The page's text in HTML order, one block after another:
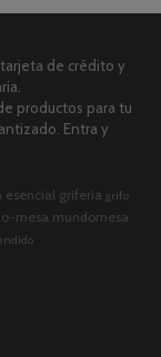
de crédito y
productos para tu
Entra y
esencial griferia grifo
mesa mundomesa